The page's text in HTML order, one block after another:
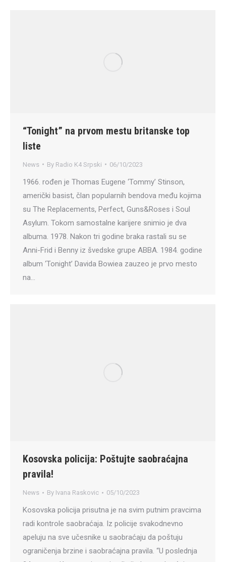
“Tonight” na prvom mestu britanske top
liste
News By Radio K4 Srpski 06/10/2023
1966. rođen je Thomas Eugene ‘Tommy’ Stinson,
američki basist, član popularnih bendova među kojima
su The Replacements, Perfect, Guns&Roses i Soul
Asylum. Tokom samostalne karijere snimio je dva
albuma. 1978. Nakon tri godine braka rastali su se
Anni-Frid i Benny iz švedske grupe ABBA. 1984. godine
album ‘Tonight’ Davida Bowiea zauzeo je prvo mesto
na…
Kosovska policija: Poštujte saobraćajna
pravila!
News By Ivana Raskovic 05/10/2023
Kosovska policija prisutna je na svim putnim pravcima
radi kontrole saobraćaja. Iz policije svakodnevno
apeluju na sve učesnike u saobraćaju da poštuju
ograničenja brzine i saobraćajna pravila. “U poslednja